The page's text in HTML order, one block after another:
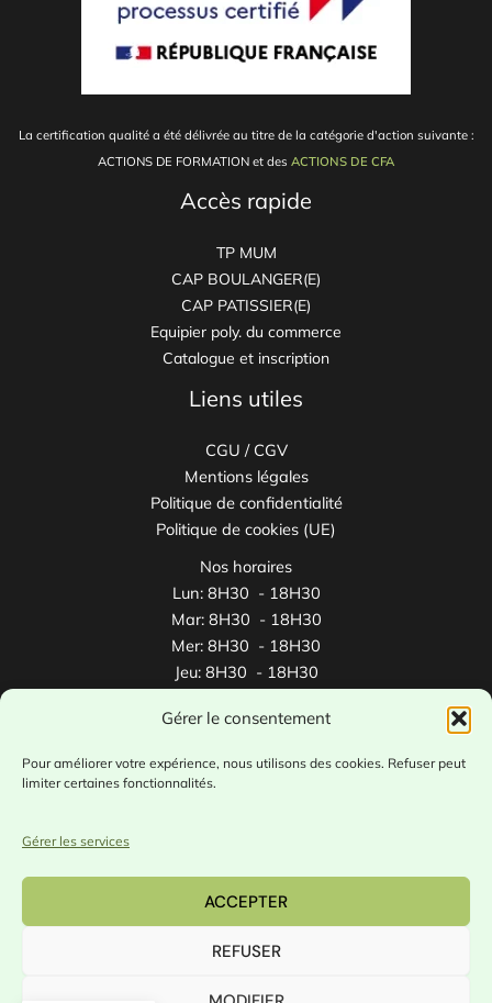
Gérer le consentement
Pour améliorer votre expérience, nous utilisons des cookies. Refuser peut
limiter certaines fonctionnalités.
Gérer les services
ACCEPTER
REFUSER
La certification qualité a été délivrée au titre de la catégorie d'action suivante :
ACTIONS DE FORMATION et des ACTIONS DE CFA
Accès rapide
TP MUM
CAP BOULANGER(E)
CAP PATISSIER(E)
Equipier poly. du commerce
Catalogue et inscription
Liens utiles
CGU / CGV
Mentions légales
Politique de confidentialité
Politique de cookies (UE)
Nos horaires
Lun: 8H30 - 18H30
Mar: 8H30 - 18H30
Mer: 8H30 - 18H30
Jeu: 8H30 - 18H30
Sam: 8H30 - 12H30
Copyright © 2026Formadéval -
Organisme enregistré au n° 75 33 16679 33 auprès de